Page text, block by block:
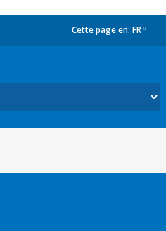
Cette page en: FR